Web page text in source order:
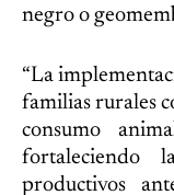
negro o
“La
familias rurales
consumo
fortaleciendo
productivos